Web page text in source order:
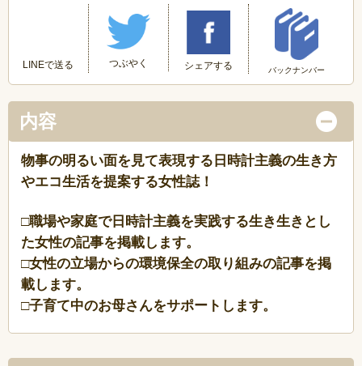
LINEで送る つぶやく シェアする バックナンバー
内容
物事の明るい面を見て表現する日時計主義の生き方
やエコ生活を提案する女性誌！
□職場や家庭で日時計主義を実践する生き生きとし
た女性の記事を掲載します。
□女性の立場からの環境保全の取り組みの記事を掲
載します。
□子育て中のお母さんをサポートします。